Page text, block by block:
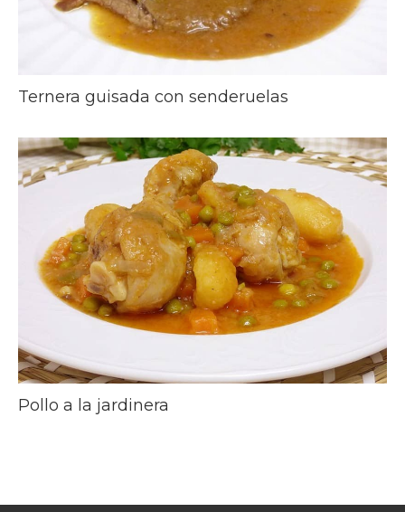
Ternera guisada con senderuelas
Pollo a la jardinera